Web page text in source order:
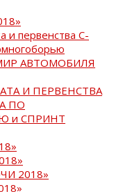
и первенства С-
АВТОМОБИЛЯ
И ПЕРВЕНСТВА
ПО
и СПРИНТ
2018»